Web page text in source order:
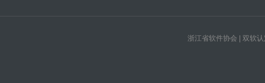
浙江省软件协会 | 双软